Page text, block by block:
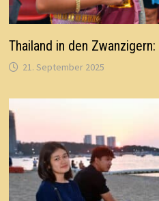
Thailand in den
21. September 2025